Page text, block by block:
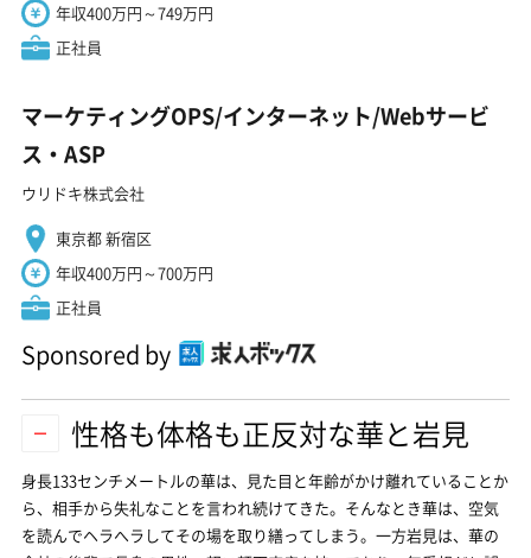
年収400万円～749万円
正社員
マーケティングOPS/インターネット/Webサービ
ス・ASP
ウリドキ株式会社
東京都 新宿区
年収400万円～700万円
正社員
Sponsored by
性格も体格も正反対な華と岩見
身長133センチメートルの華は、見た目と年齢がかけ離れていることか
ら、相手から失礼なことを言われ続けてきた。そんなとき華は、空気
を読んでヘラへラしてその場を取り繕ってしまう。一方岩見は、華の